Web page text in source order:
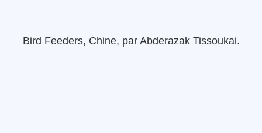
Bird Feeders, Chine, par Abderazak Tissoukai.